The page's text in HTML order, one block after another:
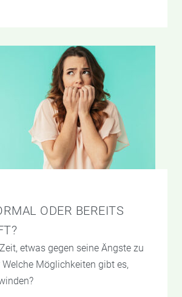
ODER BEREITS
etwas gegen seine Ängste zu
Welche Möglichkeiten gibt es,